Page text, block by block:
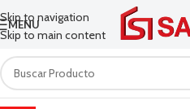
Skip to navigation
Skip to main content
MENU